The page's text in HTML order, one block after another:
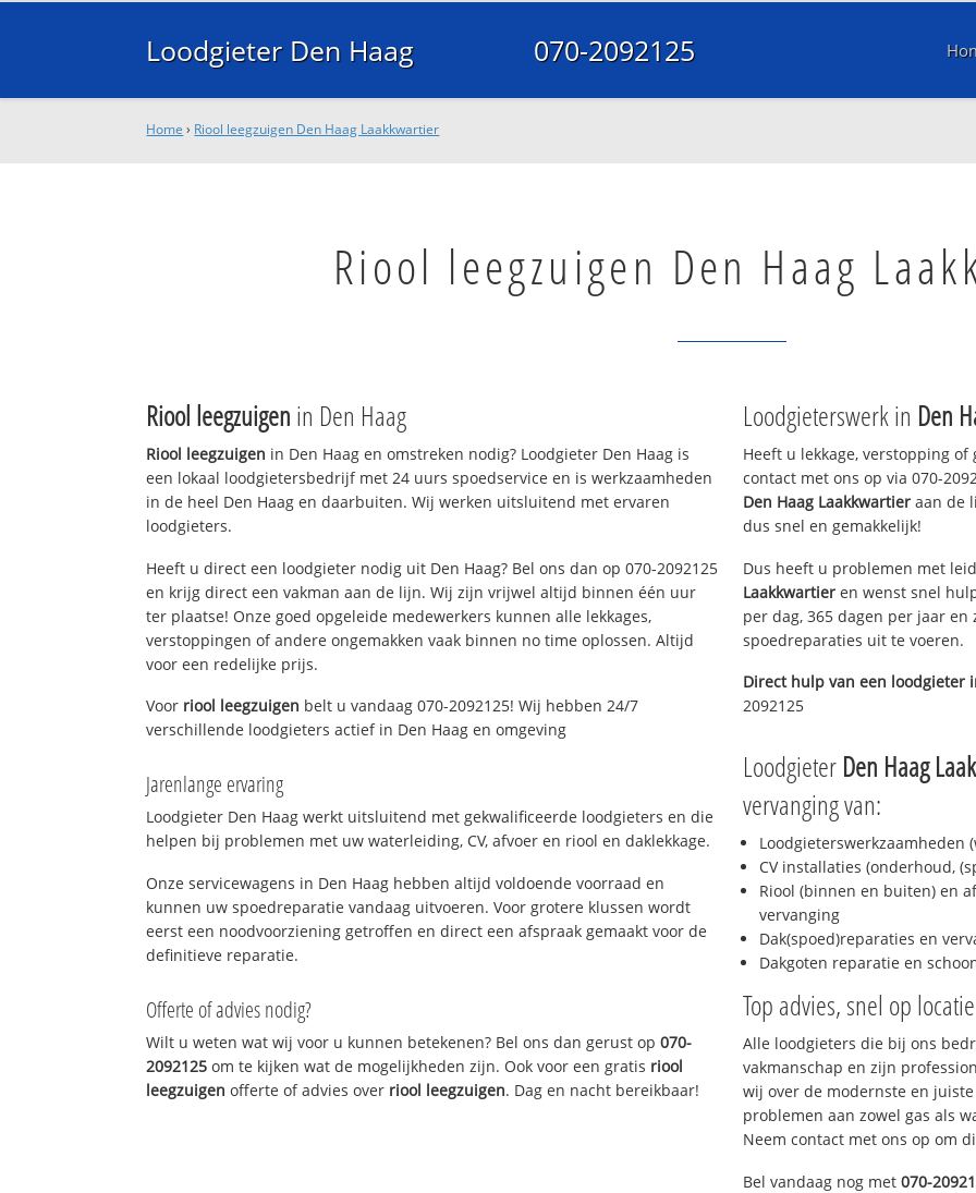
Loodgieter Den Haag 070-2092125
Home › Riool leegzuigen Den Haag Laakkwartier
Riool leegzuigen Den Haag
Riool leegzuigen in Den Haag
Riool leegzuigen in Den Haag en omstreken nodig? Loodgieter Den Haag is
een lokaal loodgietersbedrijf met 24 uurs spoedservice en is werkzaamheden
in de heel Den Haag en daarbuiten. Wij werken uitsluitend met ervaren
loodgieters.
Heeft u direct een loodgieter nodig uit Den Haag? Bel ons dan op 070-2092125
en krijg direct een vakman aan de lijn. Wij zijn vrijwel altijd binnen één uur
ter plaatse! Onze goed opgeleide medewerkers kunnen alle lekkages,
verstoppingen of andere ongemakken vaak binnen no time oplossen. Altijd
voor een redelijke prijs.
Voor riool leegzuigen belt u vandaag 070-2092125! Wij hebben 24/7
verschillende loodgieters actief in Den Haag en omgeving
Jarenlange ervaring
Loodgieter Den Haag werkt uitsluitend met gekwalificeerde loodgieters en die
helpen bij problemen met uw waterleiding, CV, afvoer en riool en daklekkage.
Onze servicewagens in Den Haag hebben altijd voldoende voorraad en
kunnen uw spoedreparatie vandaag uitvoeren. Voor grotere klussen wordt
eerst een noodvoorziening getroffen en direct een afspraak gemaakt voor de
definitieve reparatie.
Offerte of advies nodig?
Wilt u weten wat wij voor u kunnen betekenen? Bel ons dan gerust op070-
2092125 om te kijken wat de mogelijkheden zijn. Ook voor een gratis riool
leegzuigen offerte of advies over riool leegzuigen. Dag en nacht bereikbaar!
Loodgieterswerk in Den
Heeft u lekkage, verstopping
contact met ons op via 070-
Den Haag Laakkwartier aan de
dus snel en gemakkelijk!
Dus heeft u problemen met
Laakkwartier en wenst snel
per dag, 365 dagen per jaar
spoedreparaties uit te voeren.
Direct hulp van een loodgieter
2092125
Loodgieter Den Haag
vervanging van:
Loodgieterswerkzaamheden
CV installaties (onderhoud,
Riool (binnen en buiten) en
vervanging
Dak(spoed)reparaties en
Dakgoten reparatie en
Top advies, snel op
Alle loodgieters die bij ons
vakmanschap en zijn
wij over de modernste en
problemen aan zowel gas als
Neem contact met ons op om
Bel vandaag nog met 070-